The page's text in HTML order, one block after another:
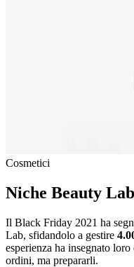
Cosmetici
Niche Beauty Lab
Il Black Friday 2021 ha
Lab, sfidandolo a gestire
esperienza ha insegnato
ordini, ma prepararli.